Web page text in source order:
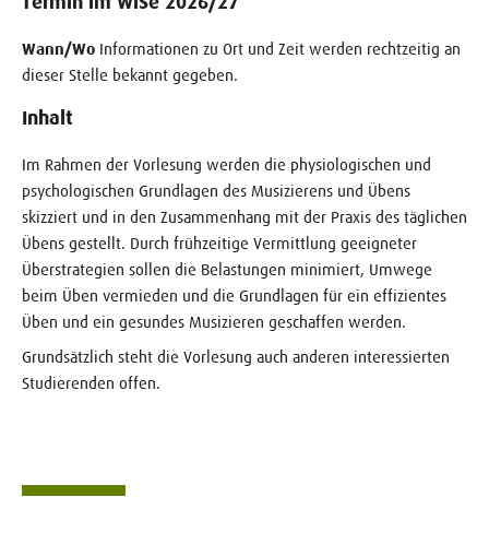
Wann/Wo Informationen zu Ort und Zeit werden rechtzeitig an
dieser Stelle bekannt gegeben.
Inhalt
Im Rahmen der Vorlesung werden die physiologischen und
psychologischen Grundlagen des Musizierens und Übens
skizziert und in den Zusammenhang mit der Praxis des täglichen
Übens gestellt. Durch frühzeitige Vermittlung geeigneter
Überstrategien sollen die Belastungen minimiert, Umwege
beim Üben vermieden und die Grundlagen für ein effizientes
Üben und ein gesundes Musizieren geschaffen werden.
Grundsätzlich steht die Vorlesung auch anderen interessierten
Studierenden offen.